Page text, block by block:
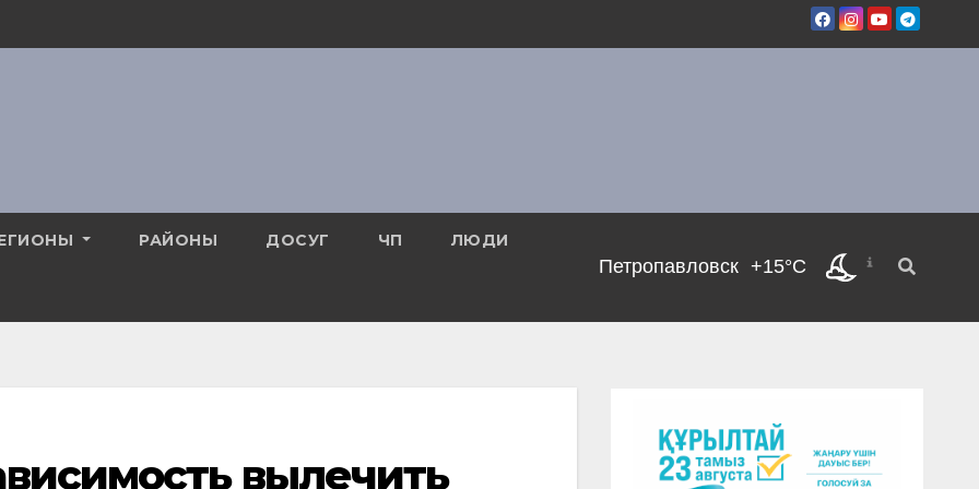
РАЙОНЫ ДОСУГ ЧП ЛЮДИ
Петропавловск +15°C
вылечить